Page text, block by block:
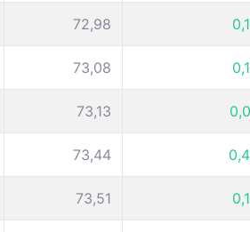
72,98
73,08
73,13
73,44
73,51